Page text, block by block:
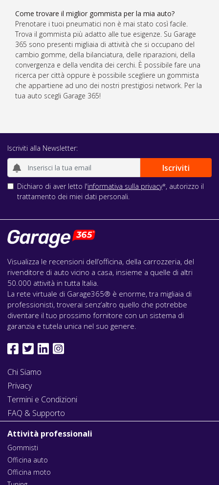
Come trovare il miglior gommista per la mia auto?
Prenotare i tuoi pneumatici non è mai stato così facile.
Trova il gommista più adatto alle tue esigenze. Su Garage
365 sono presenti migliaia di attività che si occupano del
cambio gomme, della bilanciatura, delle riparazioni, della
convergenza e della vendita dei cerchi. È possibile fare una
ricerca per città oppure è possibile scegliere un gommista
che appartiene ad uno dei nostri prestigiosi network. Per la
tua auto scegli Garage 365!
Iscriviti alla Newsletter:
Dichiaro di aver letto l'informativa sulla privacy*, autorizzo il
trattamento dei miei dati personali.
Visualizza le recensioni dell’officina, della carrozzeria, del
rivenditore di auto vicino a casa, insieme a quelle di altri
50.000 attività in tutta Italia.
La rete virtuale di Garage365® è enorme, tra migliaia di
professionisti, troverai senz’altro quello che potrebbe
diventare il tuo prossimo fornitore con un sistema di
garanzia e tutela unica nel suo genere.
Chi Siamo
Privacy
Termini e Condizioni
FAQ & Supporto
Attività professionali
Gommisti
Officina auto
Officina moto